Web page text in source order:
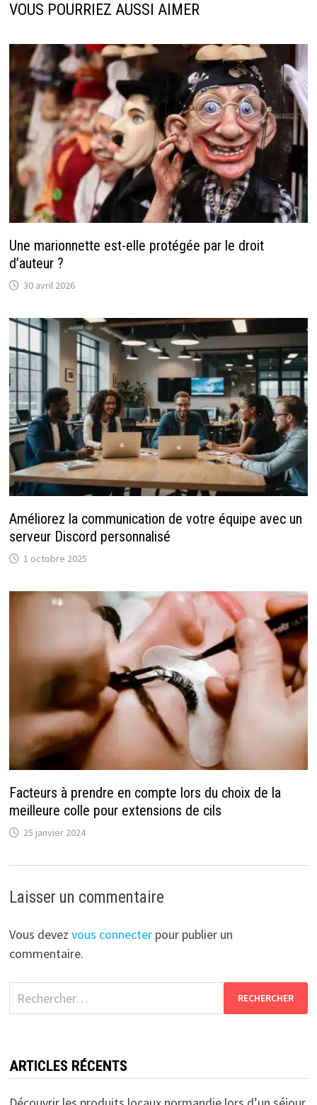
VOUS POURRIEZ AUSSI AIMER
Une marionnette est-elle protégée par le droit
d’auteur ?
30 avril 2026
Améliorez la communication de votre équipe avec un
serveur Discord personnalisé
1 octobre 2025
Facteurs à prendre en compte lors du choix de la
meilleure colle pour extensions de cils
25 janvier 2024
Laisser un commentaire
Vous devez vous connecterpour publier un
commentaire.
Rechercher :
ARTICLES RÉCENTS